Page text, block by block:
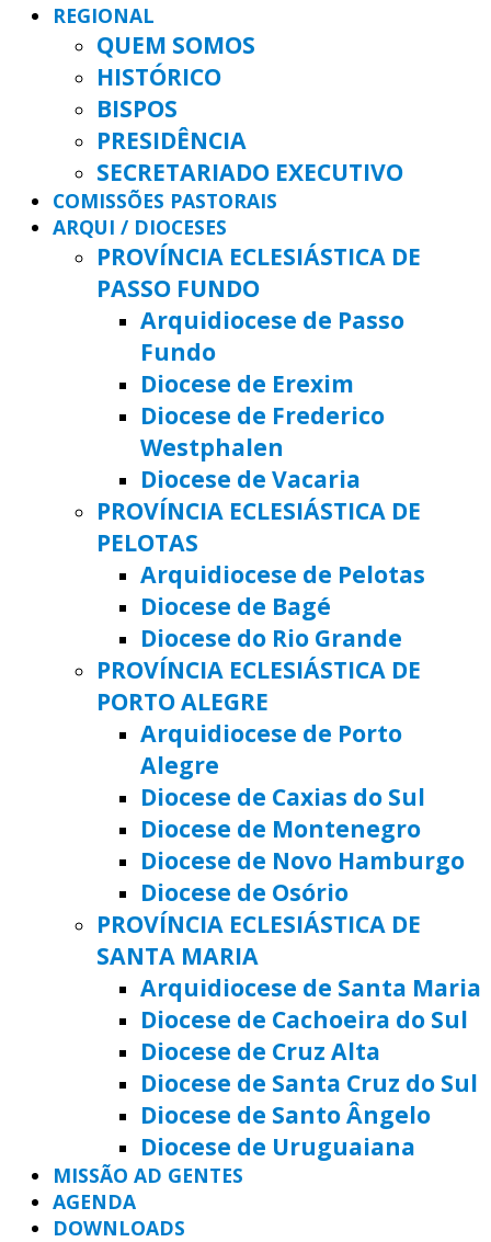
REGIONAL
QUEM SOMOS
HISTÓRICO
BISPOS
PRESIDÊNCIA
SECRETARIADO EXECUTIVO
COMISSÕES PASTORAIS
ARQUI / DIOCESES
PROVÍNCIA ECLESIÁSTICA DE
PASSO FUNDO
Arquidiocese de Passo
Fundo
Diocese de Erexim
Diocese de Frederico
Westphalen
Diocese de Vacaria
PROVÍNCIA ECLESIÁSTICA DE
PELOTAS
Arquidiocese de Pelotas
Diocese de Bagé
Diocese do Rio Grande
PROVÍNCIA ECLESIÁSTICA DE
PORTO ALEGRE
Arquidiocese de Porto
Alegre
Diocese de Caxias do Sul
Diocese de Montenegro
Diocese de Novo Hamburgo
Diocese de Osório
PROVÍNCIA ECLESIÁSTICA DE
SANTA MARIA
Arquidiocese de Santa Maria
Diocese de Cachoeira do Sul
Diocese de Cruz Alta
Diocese de Santa Cruz do Sul
Diocese de Santo Ângelo
Diocese de Uruguaiana
MISSÃO AD GENTES
AGENDA
DOWNLOADS